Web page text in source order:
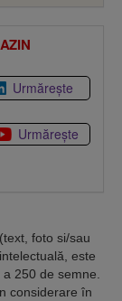
Urmărește
Urmărește
foto si/sau
este
250 de semne.
considerare în